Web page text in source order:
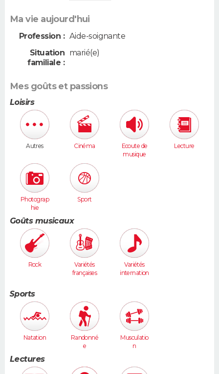
Ma vie aujourd'hui
Profession : Aide-soignante
Situation
familiale :
marié(e)
Mes goûts et passions
Loisirs
Autres Cinéma
Ecoute de
musique
Lecture
Photograp
hie
Sport
Goûts musicaux
Rock
Variétés
françaises
Variétés
internation
Sports
Natation
Randonné
e
Musculatio
n
Lectures